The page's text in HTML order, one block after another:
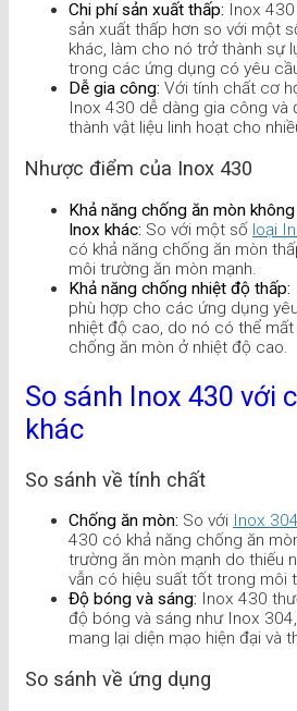
Chi phí sản xuất thấp: Inox
sản xuất thấp hơn so với một
khác, làm cho nó trở thành sự
trong các ứng dụng có yêu
Dễ gia công: Với tính chất cơ
Inox 430 dễ dàng gia công và
thành vật liệu linh hoạt cho
Nhược điểm của Inox 430
Khả năng chống ăn mòn
Inox khác: So với một số loại
có khả năng chống ăn mòn
môi trường ăn mòn mạnh.
Khả năng chống nhiệt độ thấp:
phù hợp cho các ứng dụng
nhiệt độ cao, do nó có thể
chống ăn mòn ở nhiệt độ cao.
So sánh Inox 430 với
khác
So sánh về tính chất
Chống ăn mòn: So với Inox 304
430 có khả năng chống ăn
trường ăn mòn mạnh do thiếu
vẫn có hiệu suất tốt trong môi
Độ bóng và sáng: Inox 430
độ bóng và sáng như Inox
mang lại diện mạo hiện đại và
So sánh về ứng dụng